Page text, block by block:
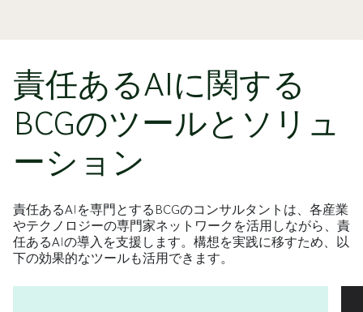
責任あるAIに関する
BCGのツールとソリュ
ーション
責任あるAIを専門とするBCGのコンサルタントは、各産業
やテクノロジーの専門家ネットワークを活用しながら、責
任あるAIの導入を支援します。構想を実践に移すため、以
下の効果的なツールも活用できます。